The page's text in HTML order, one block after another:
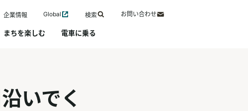
企業情報 Global 検索 お問い合わせ
まちを楽しむ 電車に乗る
いでく